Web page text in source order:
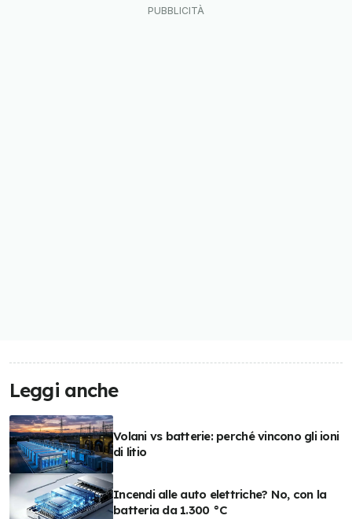
Leggi anche
Volani vs batterie: perché vincono gli ioni
di litio
Incendi alle auto elettriche? No, con la
batteria da 1.300 °C